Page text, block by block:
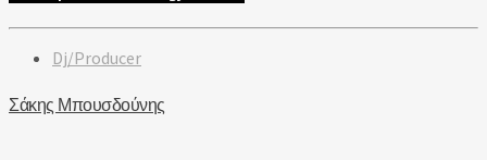
Dj/Producer
Σάκης Μπουσδούνης